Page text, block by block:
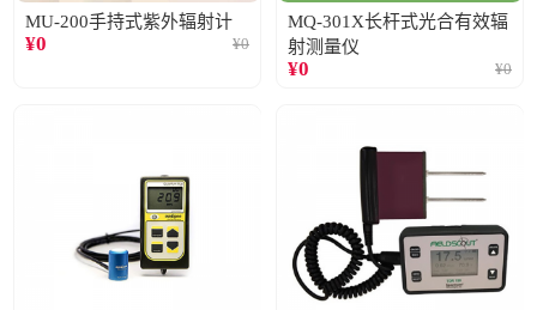
MU-200手持式紫外辐射计
¥0 ¥0
MQ-301X长杆式光合有效辐
射测量仪
¥0 ¥0